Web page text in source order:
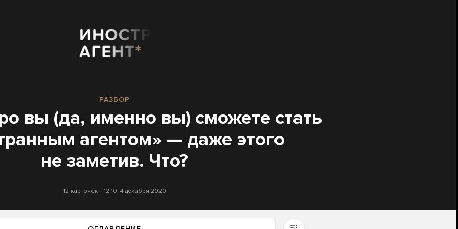
РАЗБОР
вы (да, именно вы) сможете стать
агентом» — даже этого
не заметив. Что?
12 карточек 12:10, 4 декабря 2020